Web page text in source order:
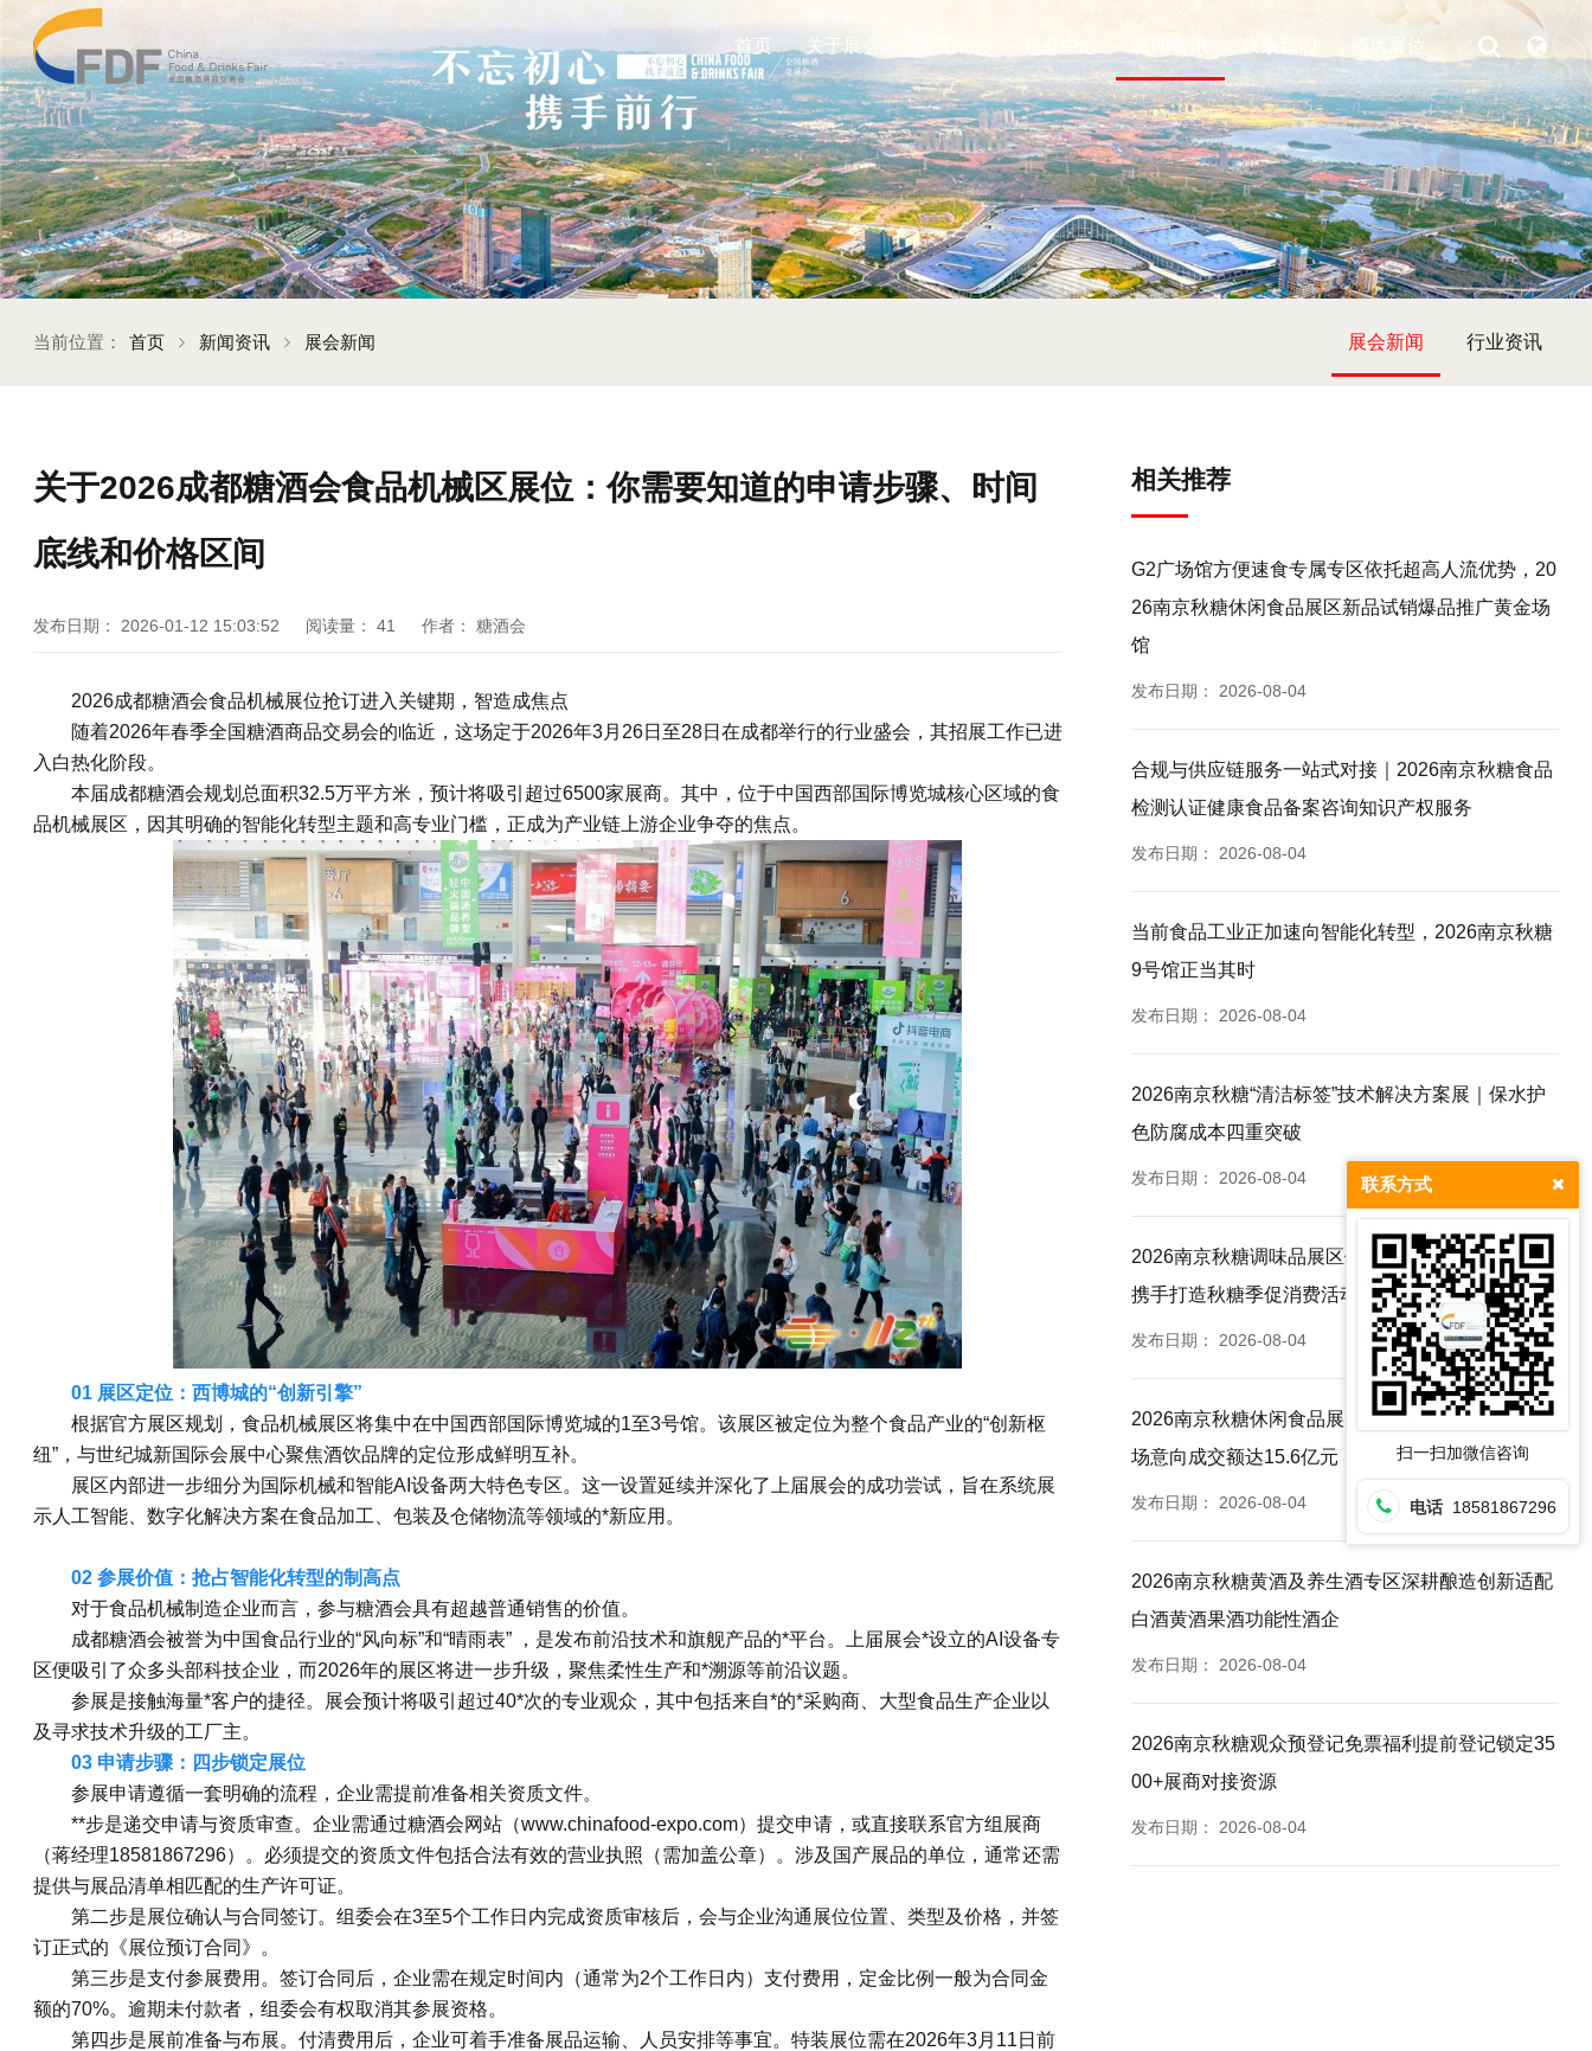
首页 关于展会 酒店展位
当前位置： 首页 新闻资讯 展会新闻 展会新闻 行业资讯
关于2026成都糖酒会食品机械区展位：你需要知道的申请步骤、时间
底线和价格区间
发布日期： 2026-01-12 15:03:52 阅读量： 41 作者： 糖酒会
2026成都糖酒会食品机械展位抢订进入关键期，智造成焦点
随着2026年春季全国糖酒商品交易会的临近，这场定于2026年3月26日至28日在成都举行的行业盛会，其招展工作已进
入白热化阶段。
本届成都糖酒会规划总面积32.5万平方米，预计将吸引超过6500家展商。其中，位于中国西部国际博览城核心区域的食
品机械展区，因其明确的智能化转型主题和高专业门槛，正成为产业链上游企业争夺的焦点。
01 展区定位：西博城的“创新引擎”
根据官方展区规划，食品机械展区将集中在中国西部国际博览城的1至3号馆。该展区被定位为整个食品产业的“创新枢
纽”，与世纪城新国际会展中心聚焦酒饮品牌的定位形成鲜明互补。
展区内部进一步细分为国际机械和智能AI设备两大特色专区。这一设置延续并深化了上届展会的成功尝试，旨在系统展
示人工智能、数字化解决方案在食品加工、包装及仓储物流等领域的*新应用。
02 参展价值：抢占智能化转型的制高点
对于食品机械制造企业而言，参与糖酒会具有超越普通销售的价值。
成都糖酒会被誉为中国食品行业的“风向标”和“晴雨表” ，是发布前沿技术和旗舰产品的*平台。上届展会*设立的AI设备专
区便吸引了众多头部科技企业，而2026年的展区将进一步升级，聚焦柔性生产和*溯源等前沿议题。
参展是接触海量*客户的捷径。展会预计将吸引超过40*次的专业观众，其中包括来自*的*采购商、大型食品生产企业以
及寻求技术升级的工厂主。
03 申请步骤：四步锁定展位
参展申请遵循一套明确的流程，企业需提前准备相关资质文件。
**步是递交申请与资质审查。企业需通过糖酒会网站（www.chinafood-expo.com）提交申请，或直接联系官方组展商
（蒋经理18581867296）。必须提交的资质文件包括合法有效的营业执照（需加盖公章）。涉及国产展品的单位，通常还需
提供与展品清单相匹配的生产许可证。
第二步是展位确认与合同签订。组委会在3至5个工作日内完成资质审核后，会与企业沟通展位位置、类型及价格，并签
订正式的《展位预订合同》。
第三步是支付参展费用。签订合同后，企业需在规定时间内（通常为2个工作日内）支付费用，定金比例一般为合同金
额的70%。逾期未付款者，组委会有权取消其参展资格。
第四步是展前准备与布展。付清费用后，企业可着手准备展品运输、人员安排等事宜。特装展位需在2026年3月11日前
相关推荐
G2广场馆方便速食专属专区依托超高人流优势，20
26南京秋糖休闲食品展区新品试销爆品推广黄金场
馆
发布日期： 2026-08-04
合规与供应链服务一站式对接｜2026南京秋糖食品
检测认证健康食品备案咨询知识产权服务
发布日期： 2026-08-04
当前食品工业正加速向智能化转型，2026南京秋糖
9号馆正当其时
发布日期： 2026-08-04
2026南京秋糖“清洁标签”技术解决方案展｜保水护
色防腐成本四重突破
发布日期： 2026-08-04
2026南京秋糖调味品展区依托展城融合思路与南京
携手打造秋糖季促消费活动
发布日期： 2026-08-04
2026南京秋糖休闲食品展区往届830家企业参展现
场意向成交额达15.6亿元
发布日期： 2026-08-04
2026南京秋糖黄酒及养生酒专区深耕酿造创新适配
白酒黄酒果酒功能性酒企
发布日期： 2026-08-04
2026南京秋糖观众预登记免票福利提前登记锁定35
00+展商对接资源
发布日期： 2026-08-04
联系方式
扫一扫加微信咨询
电话 18581867296